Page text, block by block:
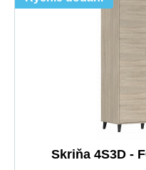
Skriňa 4S3D -